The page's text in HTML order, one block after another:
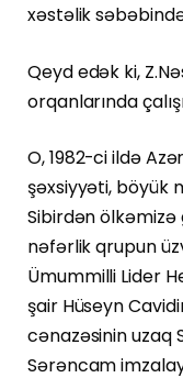
xəstəlik
Qeyd edək ki,
orqanlarında
O, 1982-ci ildə
şəxsiyyəti, böyük
Sibirdən
nəfərlik qrupun
Ümummilli Lider
şair Hüseyn
cənazəsinin uzaq
Sərəncam